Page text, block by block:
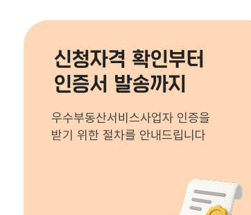
신청자격 확인부터
인증서 발송까지
우수부동산서비스사업자 인증을
받기 위한 절차를 안내드립니다